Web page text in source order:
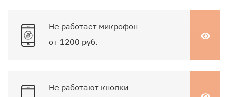
Не работает микрофон
от 1200 руб.
Не работают кнопки